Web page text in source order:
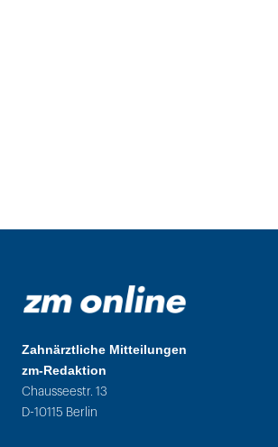
Zahnärztliche Mitteilungen
zm-Redaktion
Chausseestr. 13
D-10115 Berlin